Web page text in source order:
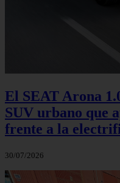
El SEAT Arona
SUV urbano que
frente a la
30/07/2026